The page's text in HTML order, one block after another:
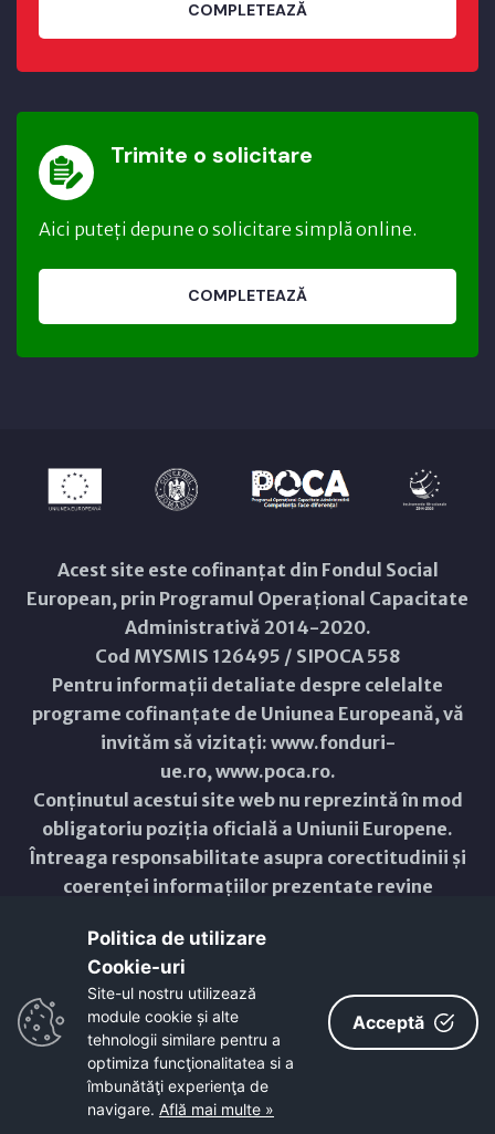
COMPLETEAZĂ
Trimite o solicitare
Aici puteți depune o solicitare simplă online.
COMPLETEAZĂ
Acest site este cofinanțat din Fondul Social
European, prin Programul Operațional Capacitate
Administrativă 2014-2020.
Cod MYSMIS 126495 / SIPOCA 558
Pentru informații detaliate despre celelalte
programe cofinanțate de Uniunea Europeană, vă
invităm să vizitați: www.fonduri-
ue.ro,www.poca.ro.
Conținutul acestui site web nu reprezintă în mod
obligatoriu poziția oficială a Uniunii Europene.
Întreaga responsabilitate asupra corectitudinii și
coerenței informațiilor prezentate revine
Copyright © 2021 - 2026 -
ResponsiveVoice
Non-Commercial License
Politica de utilizare
Cookie-uri‎
Site-ul nostru utilizează
module cookie și alte
tehnologii similare pentru a
optimiza funcţionalitatea si a
îmbunătăţi experienţa de
navigare. Află mai multe »
Acceptă